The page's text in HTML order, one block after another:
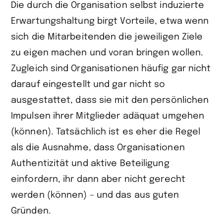
Die durch die Organisation selbst induzierte
Erwartungshaltung birgt Vorteile, etwa wenn
sich die Mitarbeitenden die jeweiligen Ziele
zu eigen machen und voran bringen wollen.
Zugleich sind Organisationen häufig gar nicht
darauf eingestellt und gar nicht so
ausgestattet, dass sie mit den persönlichen
Impulsen ihrer Mitglieder adäquat umgehen
(können). Tatsächlich ist es eher die Regel
als die Ausnahme, dass Organisationen
Authentizität und aktive Beteili­gung
einfordern, ihr dann aber nicht gerecht
werden (können) – und das aus guten
Gründen.